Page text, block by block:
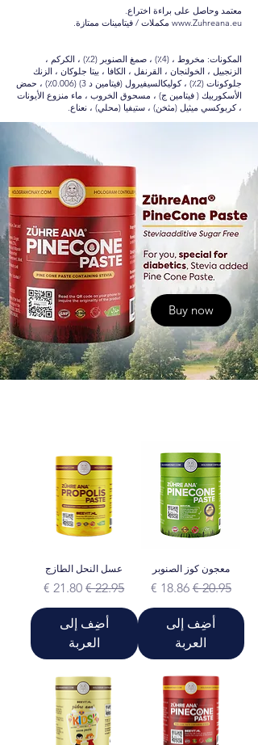
معتمد وحاصل على براءة اختراع.
www.Zuhreana.eu مكملات / فيتامينات ممتازة.
المكونات: مخروط ، (4٪) ، صمغ الصنوبر (2٪) ، الكركم ،
الزنجبيل ، الخولنجان ، القرنفل ، الكافا ، بيتا جلوكان ، الزنك
جلوكونات (2٪) ، كوليكالسيفيرول (فيتامين د 3) (0.006٪) ، حمض
الأسكوربيك ( فيتامين ج) ، مسحوق الخروب ، ماء منزوع الأيونات
، كربوكسي ميثيل (مثخن) ، ستيفيا (محلي) ، نعناع.
Buy now
معجون كوز الصنوبر
سعر عادي‏20.95 € سعر البيع‏18.86 €
أضِف إلى
العربة
عسل النحل الطازج
سعر عادي‏22.95 € سعر البيع
أضِف إلى
العربة